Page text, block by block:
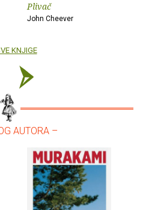
Plivač
John Cheever
KNJIGE
AUTORA –